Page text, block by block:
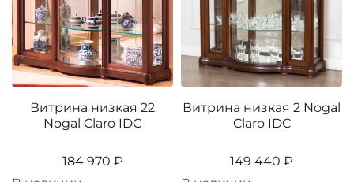
Витрина низкая 22
Nogal Claro IDC
184 970 ₽
Витрина низкая 2 Nogal
Claro IDC
149 440 ₽